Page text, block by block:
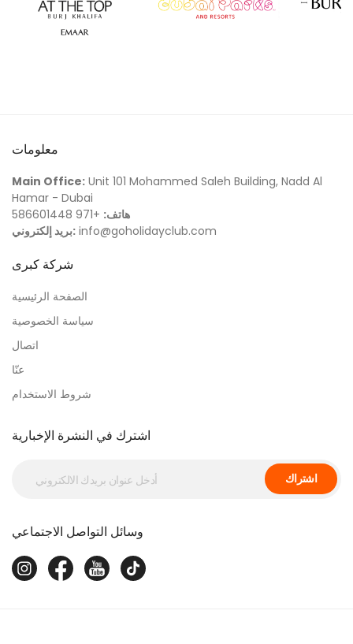
معلومات
Main Office: Unit 101 Mohammed Saleh Building, Nadd Al
Hamar - Dubai
هاتف: +971 586601448
بريد إلكتروني: info@goholidayclub.com
شركة كبرى
الصفحة الرئيسية
سياسة الخصوصية
اتصال
عنّا
شروط الاستخدام
اشترك في النشرة الإخبارية
اشتراك
وسائل التواصل الاجتماعي